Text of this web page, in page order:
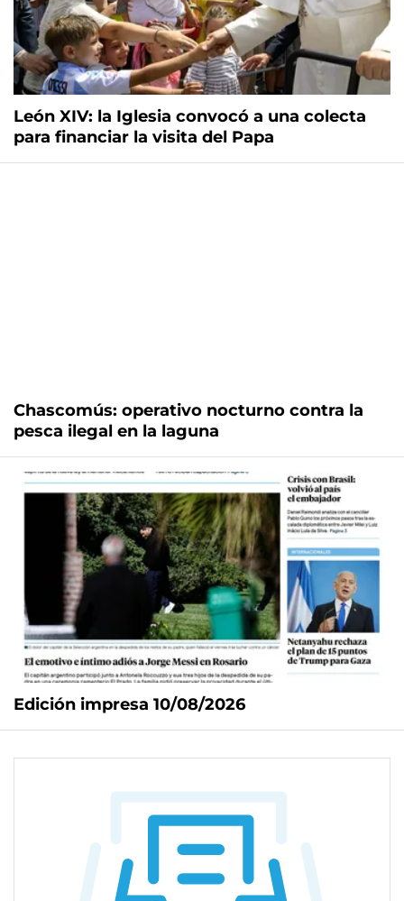
León XIV: la Iglesia convocó a una colecta
para financiar la visita del Papa
Chascomús: operativo nocturno contra la
pesca ilegal en la laguna
Edición impresa 10/08/2026